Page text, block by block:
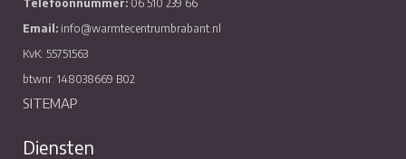
Telefoonnummer: 06 510 239 66
Email: info@warmtecentrumbrabant.nl
KvK: 55751563
btwnr. 148038669 B02
SITEMAP
Diensten